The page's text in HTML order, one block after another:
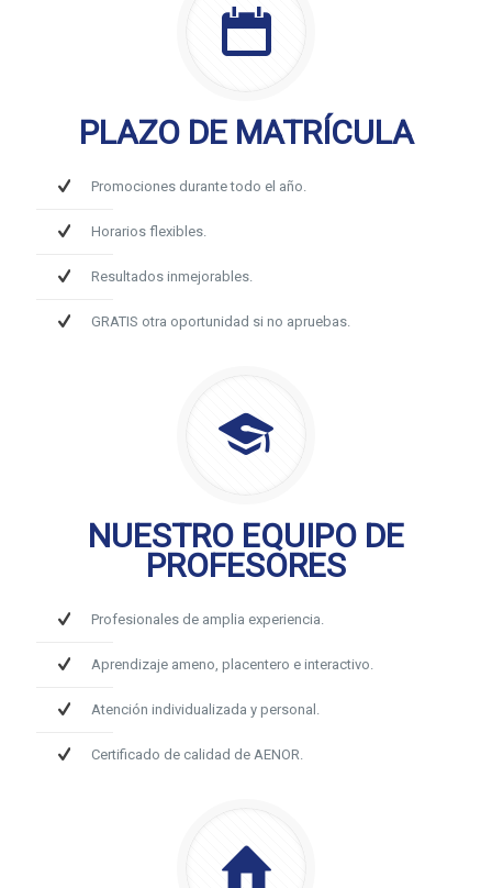
PLAZO DE MATRÍCULA
Promociones durante todo el año.
Horarios flexibles.
Resultados inmejorables.
GRATIS otra oportunidad si no apruebas.
NUESTRO EQUIPO DE
PROFESORES
Profesionales de amplia experiencia.
Aprendizaje ameno, placentero e interactivo.
Atención individualizada y personal.
Certificado de calidad de AENOR.